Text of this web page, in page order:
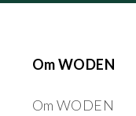
Om WODEN
Om WODEN